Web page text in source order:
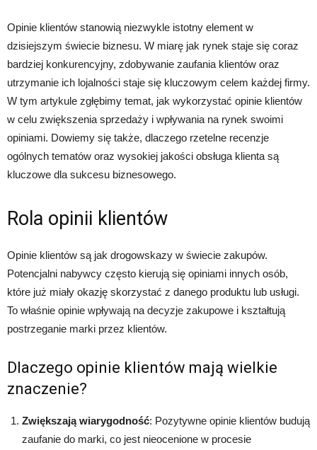
Opinie klientów stanowią niezwykle istotny element w
dzisiejszym świecie biznesu. W miarę jak rynek staje się coraz
bardziej konkurencyjny, zdobywanie zaufania klientów oraz
utrzymanie ich lojalności staje się kluczowym celem każdej firmy.
W tym artykule zgłębimy temat, jak wykorzystać opinie klientów
w celu zwiększenia sprzedaży i wpływania na rynek swoimi
opiniami. Dowiemy się także, dlaczego rzetelne recenzje
ogólnych tematów oraz wysokiej jakości obsługa klienta są
kluczowe dla sukcesu biznesowego.
Rola opinii klientów
Opinie klientów są jak drogowskazy w świecie zakupów.
Potencjalni nabywcy często kierują się opiniami innych osób,
które już miały okazję skorzystać z danego produktu lub usługi.
To właśnie opinie wpływają na decyzje zakupowe i kształtują
postrzeganie marki przez klientów.
Dlaczego opinie klientów mają wielkie
znaczenie?
Zwiększają wiarygodność: Pozytywne opinie klientów budują
zaufanie do marki, co jest nieocenione w procesie